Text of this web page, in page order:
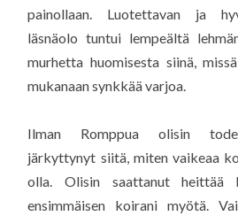
painollaan. Luotettavan ja
läsnäolo tuntui lempeältä
murhetta huomisesta siinä,
mukanaan synkkää varjoa.
Ilman Romppua olisin
järkyttynyt siitä, miten vaikeaa
olla. Olisin saattanut heittää
ensimmäisen koirani myötä.